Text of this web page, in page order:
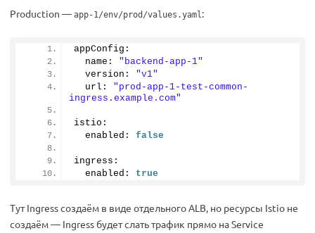
Production — app-1/env/prod/values.yaml:
appConfig:
  name:
"backend-app-1"
  version:
"v1"
  url:
"prod-app-1-test-common-
ingress.example.com"
istio:
  enabled:
false
ingress:
  enabled:
true
Тут Ingress создаём в виде отдельного ALB, но ресурсы Istio не
создаём — Ingress будет слать трафик прямо на Service